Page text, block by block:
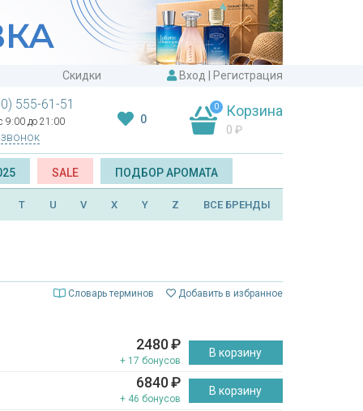
Скидки Вход Регистрация
555-61-51
9:00 до 21:00 0
0 Корзина
0 ₽
SALE ПОДБОР АРОМАТА
T U V X Y Z ВСЕ БРЕНДЫ
Словарь терминов Добавить в избранное
2480₽
+ 17 бонусов
В корзину
6840₽
+ 46 бонусов
В корзину